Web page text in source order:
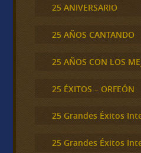
25 ANIVERSARIO
25 AÑOS CANTANDO
25 AÑOS CON LOS
25 ÉXITOS – ORFEÓN
25 Grandes Éxitos
25 Grandes Éxitos